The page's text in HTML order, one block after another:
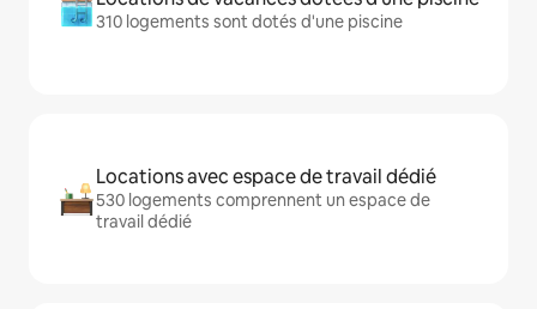
310 logements sont dotés d'une piscine
Locations avec espace de travail dédié
530 logements comprennent un espace de
travail dédié